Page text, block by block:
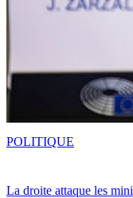
La droite attaque les
POLITIQUE